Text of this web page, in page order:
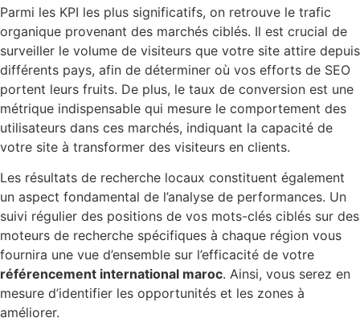
Parmi les KPI les plus significatifs, on retrouve le trafic
organique provenant des marchés ciblés. Il est crucial de
surveiller le volume de visiteurs que votre site attire depuis
différents pays, afin de déterminer où vos efforts de SEO
portent leurs fruits. De plus, le taux de conversion est une
métrique indispensable qui mesure le comportement des
utilisateurs dans ces marchés, indiquant la capacité de
votre site à transformer des visiteurs en clients.
Les résultats de recherche locaux constituent également
un aspect fondamental de l’analyse de performances. Un
suivi régulier des positions de vos mots-clés ciblés sur des
moteurs de recherche spécifiques à chaque région vous
fournira une vue d’ensemble sur l’efficacité de votre
référencement international maroc. Ainsi, vous serez en
mesure d’identifier les opportunités et les zones à
améliorer.